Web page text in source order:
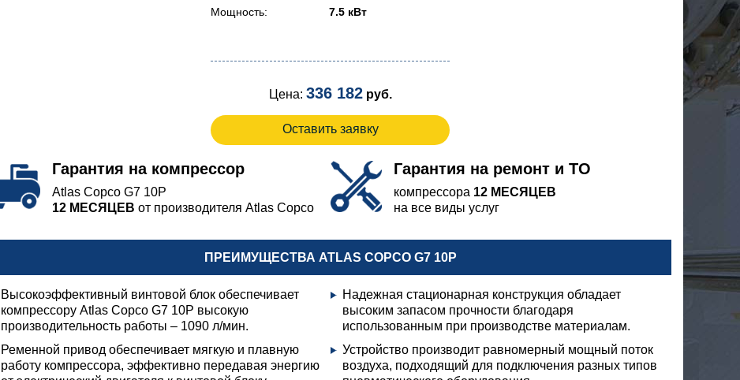
Мощность:
7.5 кВт
Цена: 336 182 руб.
Оставить заявку
Гарантия на компрессор
Atlas Copco G7 10P
12 МЕСЯЦЕВ от производителя Atlas Copco
Гарантия на ремонт и ТО
компрессора 12 МЕСЯЦЕВ
на все виды услуг
ПРЕИМУЩЕСТВА ATLAS COPCO G7 10P
Высокоэффективный винтовой блок обеспечивает
компрессору Atlas Copco G7 10P высокую
производительность работы – 1090 л/мин.
Ременной привод обеспечивает мягкую и плавную
работу компрессора, эффективно передавая энергию
Надежная стационарная конструкция обладает
высоким запасом прочности благодаря
использованным при производстве материалам.
Устройство производит равномерный мощный поток
воздуха, подходящий для подключения разных типов